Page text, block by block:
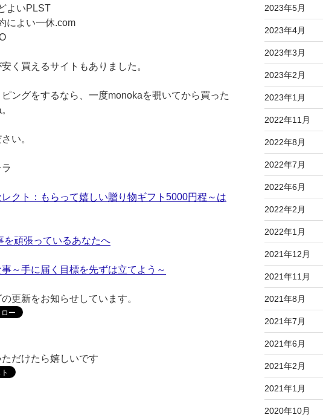
よいPLST
によい一休.com
く買えるサイトもありました。
ングをするなら、一度monokaを覗いてから買った
い。
クト：もらって嬉しい贈り物ギフト5000円程～は
を頑張っているあなたへ
～手に届く目標を先ずは立てよう～
更新をお知らせしています。
だけたら嬉しいです
2023年5月
2023年4月
2023年3月
2023年2月
2023年1月
2022年11月
2022年8月
2022年7月
2022年6月
2022年2月
2022年1月
2021年12月
2021年11月
2021年8月
2021年7月
2021年6月
2021年2月
2021年1月
2020年10月